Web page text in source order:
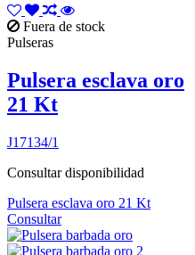
Fuera de stock
Pulseras
Pulsera esclava oro
21 Kt
J17134/1
Consultar disponibilidad
Pulsera esclava oro 21 Kt
Consultar